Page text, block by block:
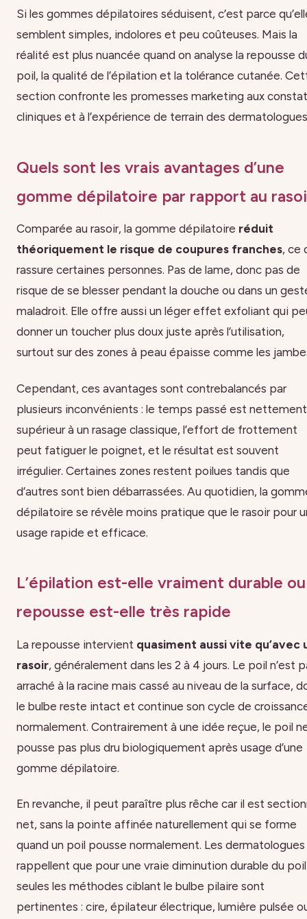
Si les gommes dépilatoires séduisent, c’est parce
semblent simples, indolores et peu coûteuses. Mais la
réalité est plus nuancée quand on analyse la repousse
poil, la qualité de l’épilation et la tolérance cutanée.
section confronte les promesses marketing aux
cliniques et à l’expérience de terrain des
Quels sont les vrais avantages d’une
gomme dépilatoire par rapport au
Comparée au rasoir, la gomme dépilatoire réduit
théoriquement le risque de coupures franches, ce
rassure certaines personnes. Pas de lame, donc pas de
risque de se blesser pendant la douche ou dans un
maladroit. Elle offre aussi un léger effet exfoliant qui
donner un toucher plus doux juste après l’utilisation,
surtout sur des zones à peau épaisse comme les
Cependant, ces avantages sont contrebalancés par
plusieurs inconvénients : le temps passé est nettement
supérieur à un rasage classique, l’effort de frottement
peut fatiguer le poignet, et le résultat est souvent
irrégulier. Certaines zones restent poilues tandis que
d’autres sont bien débarrassées. Au quotidien, la
dépilatoire se révèle moins pratique que le rasoir pour
usage rapide et efficace.
L’épilation est-elle vraiment durable
repousse est-elle très rapide
La repousse intervient quasiment aussi vite qu’avec
rasoir, généralement dans les 2 à 4 jours. Le poil n’est
arraché à la racine mais cassé au niveau de la surface,
le bulbe reste intact et continue son cycle de
normalement. Contrairement à une idée reçue, le poil
pousse pas plus dru biologiquement après usage d’une
gomme dépilatoire.
En revanche, il peut paraître plus rêche car il est
net, sans la pointe affinée naturellement qui se forme
quand un poil pousse normalement. Les dermatologues
rappellent que pour une vraie diminution durable du
seules les méthodes ciblant le bulbe pilaire sont
pertinentes : cire, épilateur électrique, lumière pulsée